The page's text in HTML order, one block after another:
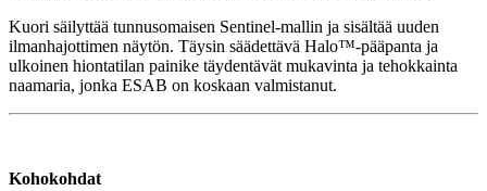
Kuori säilyttää tunnusomaisen Sentinel-mallin ja sisältää uuden
ilmanhajottimen näytön. Täysin säädettävä Halo™-pääpanta ja
ulkoinen hiontatilan painike täydentävät mukavinta ja tehokkainta
naamaria, jonka ESAB on koskaan valmistanut.
Kohokohdat